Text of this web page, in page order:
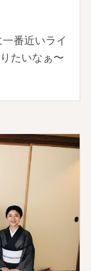
番近いライ
たいなぁ〜